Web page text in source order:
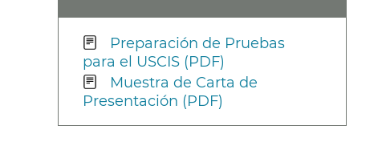
Preparación de Pruebas
para el USCIS (PDF)
Muestra de Carta de
Presentación (PDF)